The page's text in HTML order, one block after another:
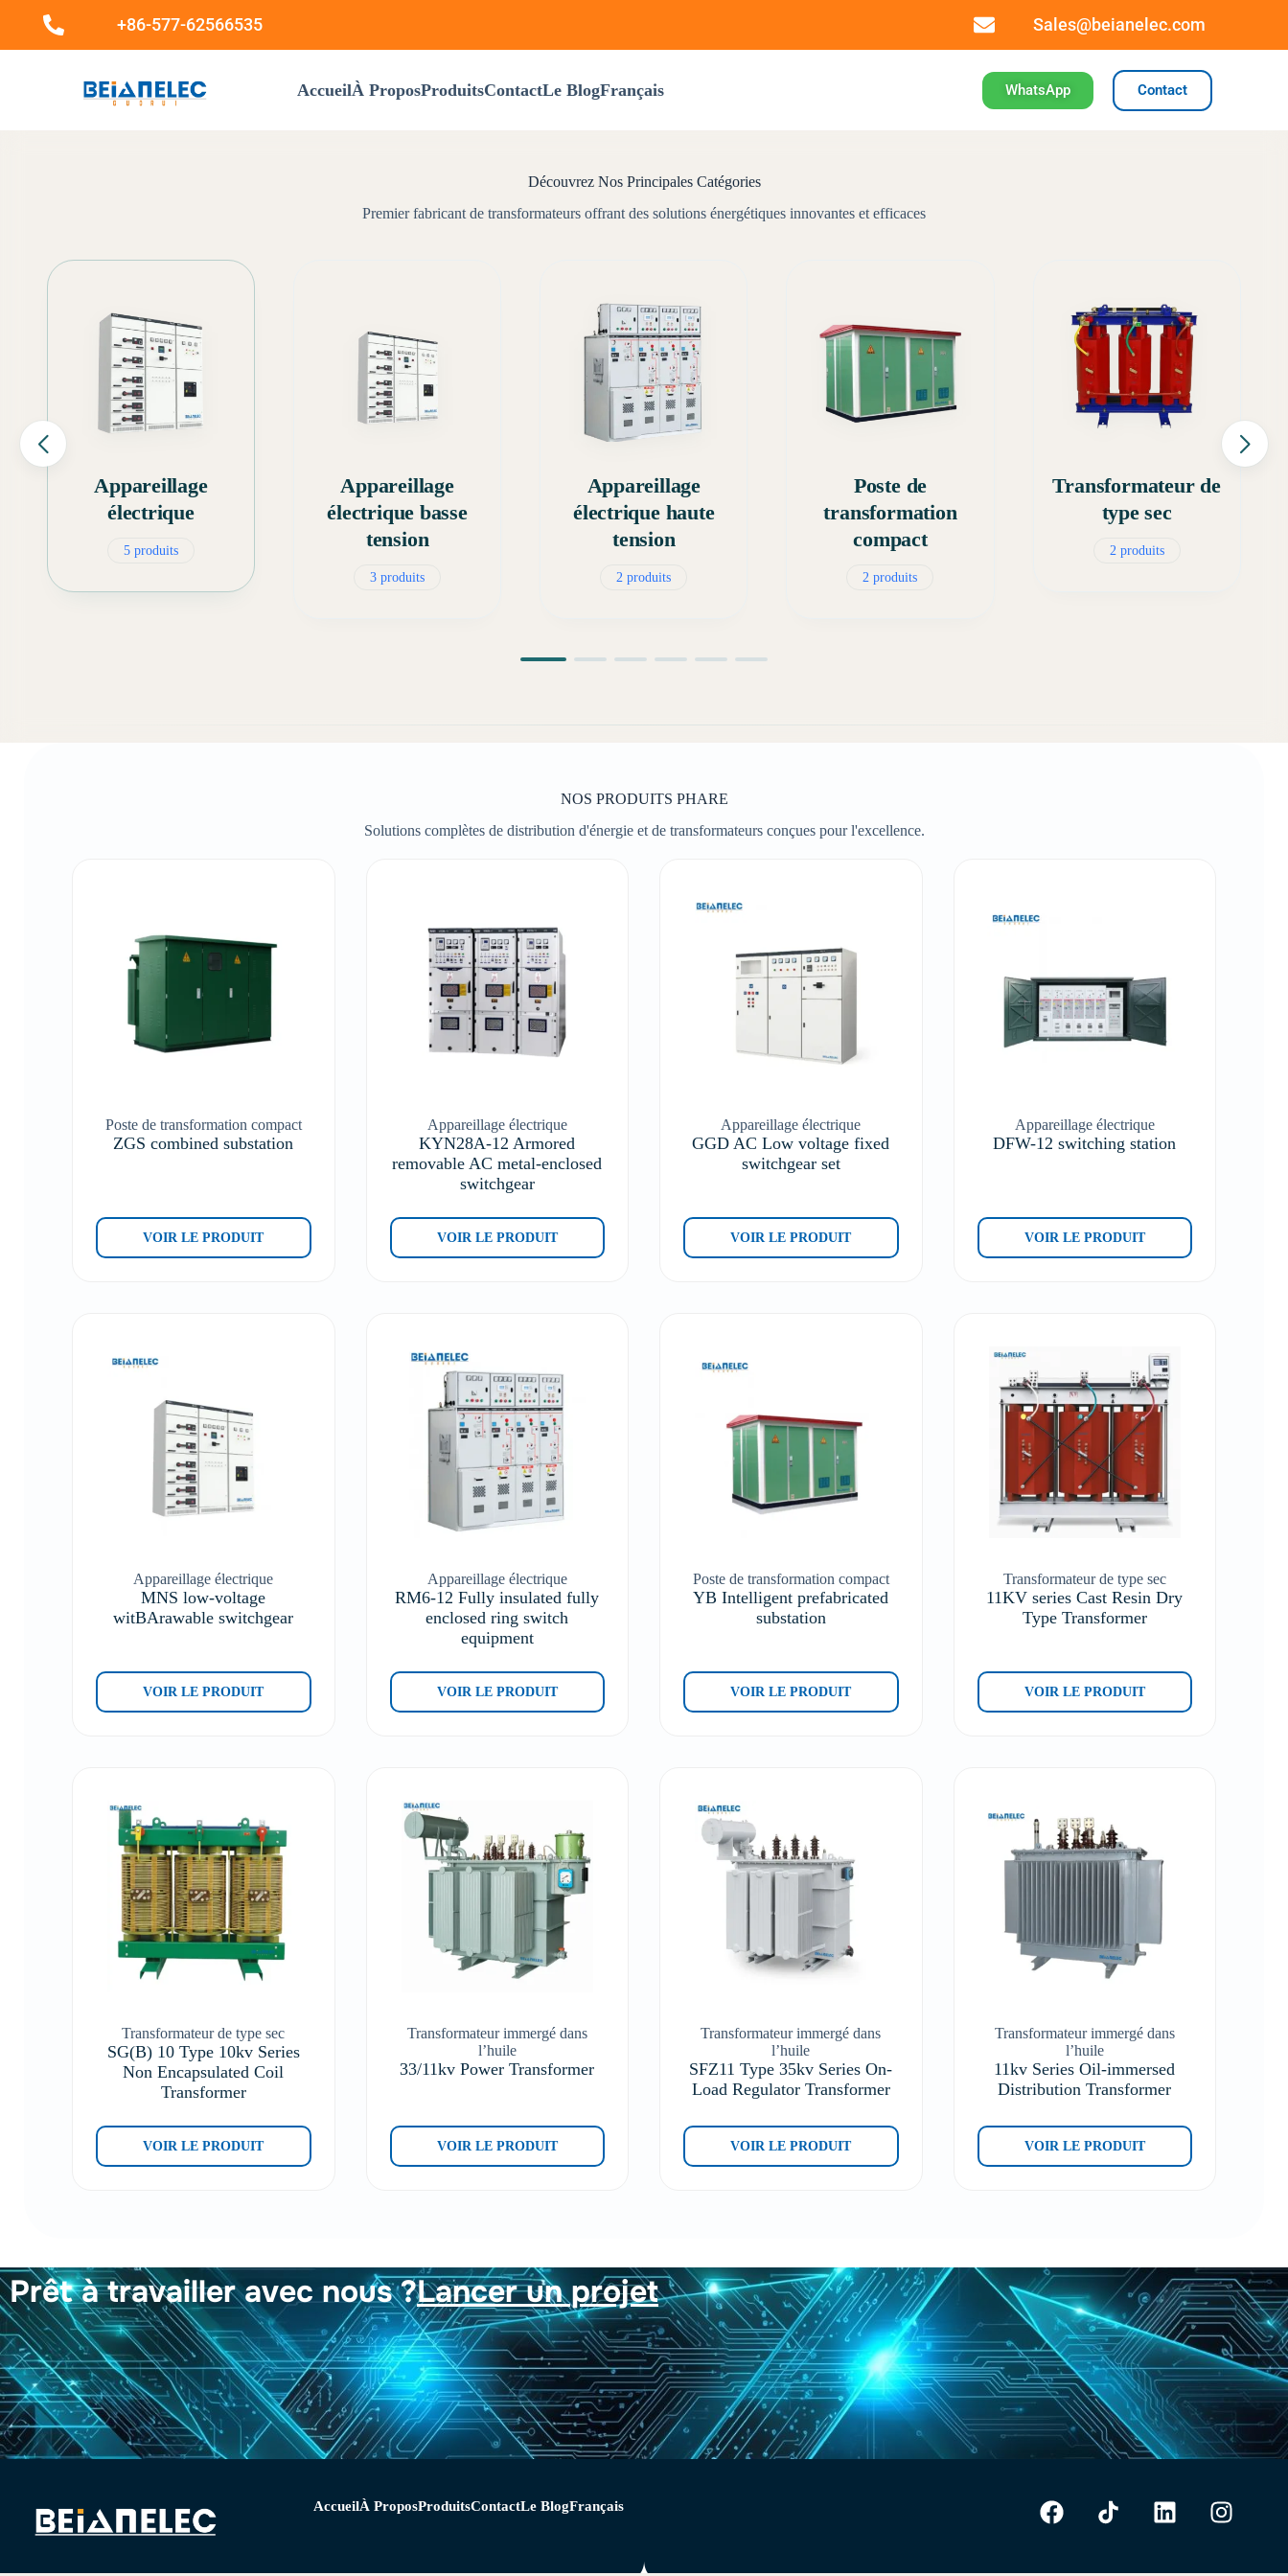
+86-577-62566535 Sales@beianelec.com
AccueilÀ ProposProduitsContactLe BlogFrançais WhatsApp Contact
Découvrez Nos Principales Catégories
Premier fabricant de transformateurs offrant des solutions énergétiques innovantes et efficaces
Appareillage
électrique
5 produits
Appareillage
électrique basse
tension
3 produits
Appareillage
électrique haute
tension
2 produits
Poste de
transformation
compact
2 produits
Transformateur de
type sec
2 produits
NOS PRODUITS PHARE
Solutions complètes de distribution d'énergie et de transformateurs conçues pour l'excellence.
Poste de transformation compact
ZGS combined substation
VOIR LE PRODUIT
Appareillage électrique
KYN28A-12 Armored
removable AC metal-enclosed
switchgear
VOIR LE PRODUIT
Appareillage électrique
GGD AC Low voltage fixed
switchgear set
VOIR LE PRODUIT
Appareillage électrique
DFW-12 switching station
VOIR LE PRODUIT
Appareillage électrique
MNS low-voltage
witBArawable switchgear
VOIR LE PRODUIT
Appareillage électrique
RM6-12 Fully insulated fully
enclosed ring switch
equipment
VOIR LE PRODUIT
Poste de transformation compact
YB Intelligent prefabricated
substation
VOIR LE PRODUIT
Transformateur de type sec
11KV series Cast Resin Dry
Type Transformer
VOIR LE PRODUIT
Transformateur de type sec
SG(B) 10 Type 10kv Series
Non Encapsulated Coil
Transformer
VOIR LE PRODUIT
Transformateur immergé dans
l’huile
33/11kv Power Transformer
VOIR LE PRODUIT
Transformateur immergé dans
l’huile
SFZ11 Type 35kv Series On-
Load Regulator Transformer
VOIR LE PRODUIT
Transformateur immergé dans
l’huile
11kv Series Oil-immersed
Distribution Transformer
VOIR LE PRODUIT
Prêt à travailler avec nous ?Lancer un projet
AccueilÀ ProposProduitsContactLe BlogFrançais